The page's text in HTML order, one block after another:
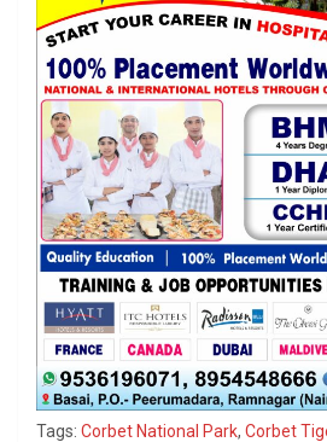
Tags: Corbet National Park, Corbet